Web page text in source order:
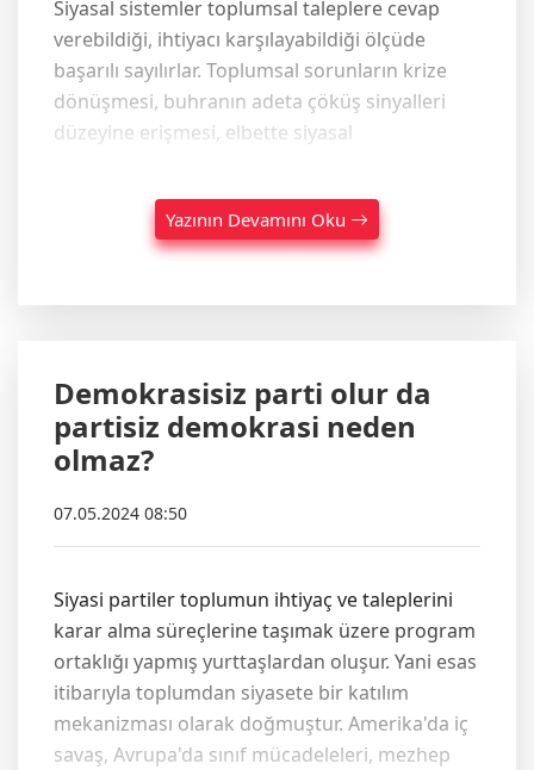
Siyasal sistemler toplumsal taleplere cevap
verebildiği, ihtiyacı karşılayabildiği ölçüde
başarılı sayılırlar. Toplumsal sorunların krize
dönüşmesi, buhranın adeta çöküş sinyalleri
düzeyine erişmesi, elbette siyasal
Yazının Devamını Oku
Demokrasisiz parti olur da
partisiz demokrasi neden
olmaz?
07.05.2024 08:50
Siyasi partiler toplumun ihtiyaç ve taleplerini
karar alma süreçlerine taşımak üzere program
ortaklığı yapmış yurttaşlardan oluşur. Yani esas
itibarıyla toplumdan siyasete bir katılım
mekanizması olarak doğmuştur. Amerika'da iç
savaş, Avrupa'da sınıf mücadeleleri, mezhep